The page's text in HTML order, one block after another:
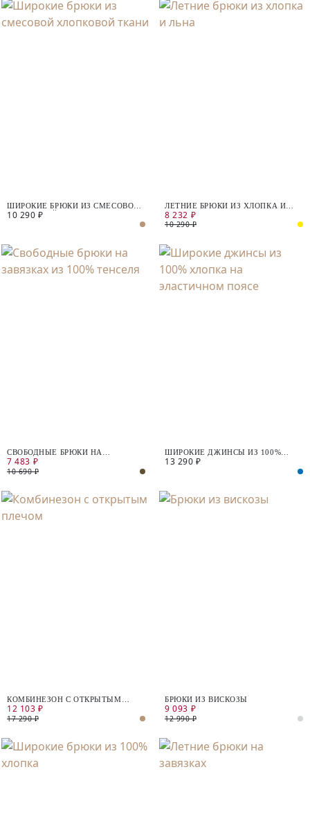
ШИРОКИЕ БРЮКИ ИЗ СМЕСОВОЙ
ХЛОПКОВОЙ ТКАНИ
10 290 ₽
ЛЕТНИЕ БРЮКИ ИЗ ХЛОПКА И
ЛЬНА
8 232 ₽
10 290 ₽
СВОБОДНЫЕ БРЮКИ НА
ЗАВЯЗКАХ ИЗ 100% ТЕНСЕЛЯ
7 483 ₽
10 690 ₽
ШИРОКИЕ ДЖИНСЫ ИЗ 100%
ХЛОПКА НА ЭЛАСТИЧНОМ ПОЯСЕ
13 290 ₽
КОМБИНЕЗОН С ОТКРЫТЫМ
ПЛЕЧОМ
12 103 ₽
17 290 ₽
БРЮКИ ИЗ ВИСКОЗЫ
9 093 ₽
12 990 ₽